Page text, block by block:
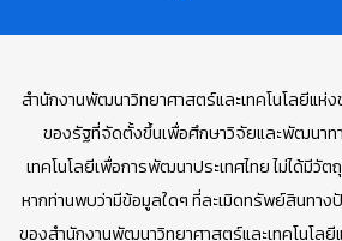
สำนักงานพัฒนาวิทยาศาสตร์และเทคโนโลยีแห่
ของรัฐที่จัดตั้งขึ้นเพื่อศึกษาวิจัยและพัฒนาท
เทคโนโลยีเพื่อการพัฒนาประเทศไทย ไม่ได้มีวัต
หากท่านพบว่ามีข้อมูลใดๆ ที่ละเมิดทรัพย์สินทา
ของสำนักงานพัฒนาวิทยาศาสตร์และเทคโนโล